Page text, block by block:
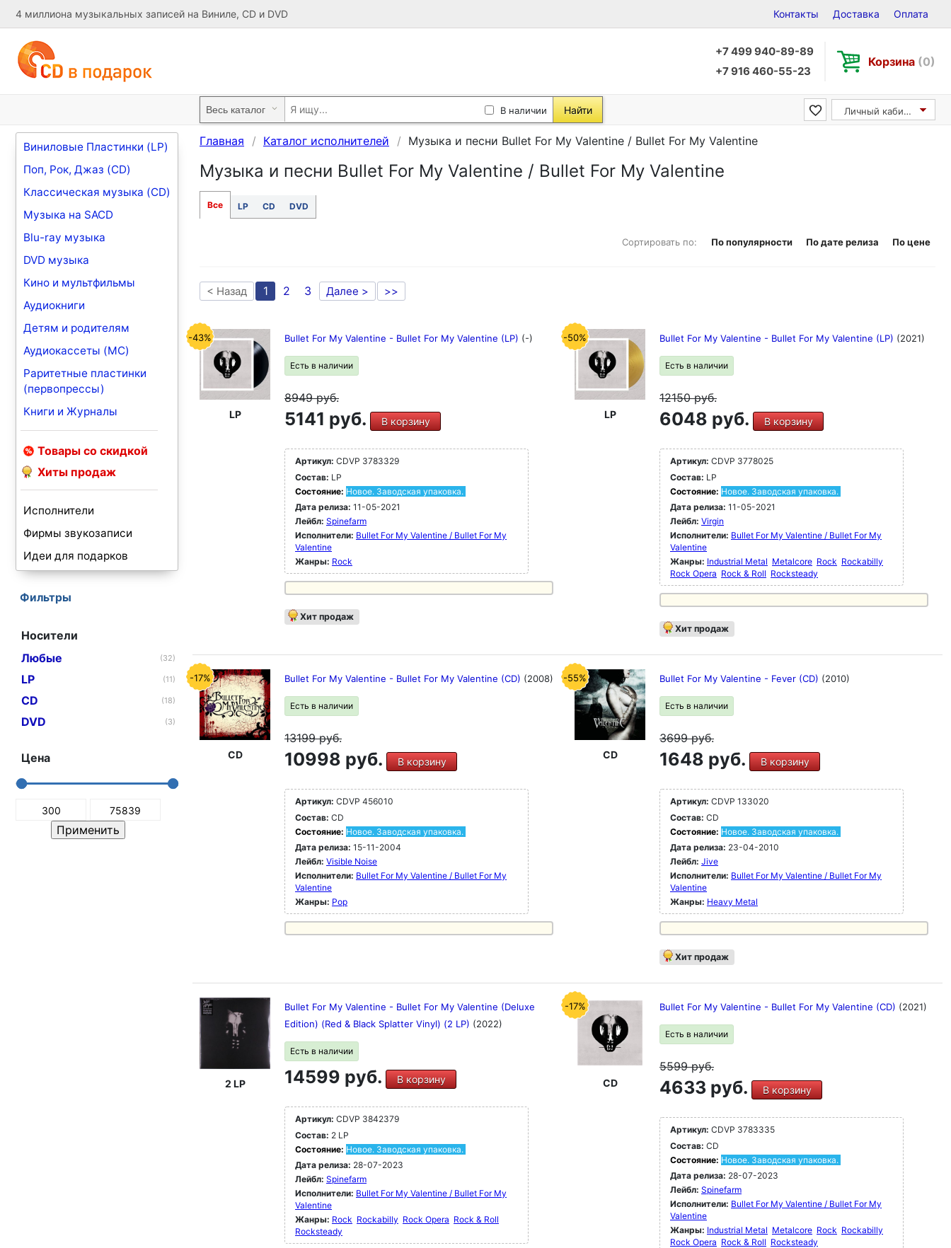
4 миллиона музыкальных записей на Виниле, CD и DVD Контакты Доставка Оплата
+7 499 940-89-89
+7 916 460-55-23
Корзина (0)
В наличии Найти Личный кабинет
Виниловые Пластинки (LP)
Поп, Рок, Джаз (CD)
Классическая музыка (CD)
Музыка на SACD
Blu-ray музыка
DVD музыка
Кино и мультфильмы
Аудиокниги
Детям и родителям
Аудиокассеты (MC)
Раритетные пластинки
(первопрессы)
Книги и Журналы
Товары со скидкой
Хиты продаж
Исполнители
Фирмы звукозаписи
Идеи для подарков
Фильтры
Носители
Любые
(32)
LP (11)
CD (18)
DVD (3)
Цена
Главная Каталог исполнителей Музыка и песни Bullet For My Valentine / Bullet For My Valentine
Музыка и песни Bullet For My Valentine / Bullet For My Valentine
Все LP CD DVD
Сортировать по: По популярности По дате релиза По цене
< Назад 1 2 3 Далее > >>
-43%
LP
Bullet For My Valentine - Bullet For My Valentine (LP) (-)
Есть в наличии
8949руб.
5141 руб. В корзину
Артикул: CDVP 3783329
Состав: LP
Состояние: Новое. Заводская упаковка.
Дата релиза: 11-05-2021
Лейбл: Spinefarm
Исполнители: Bullet For My Valentine / Bullet For My
Valentine
Жанры: Rock
Хит продаж
-50%
LP
Bullet For My Valentine - Bullet For My Valentine (LP) (2021)
Есть в наличии
12150руб.
6048 руб. В корзину
Артикул: CDVP 3778025
Состав: LP
Состояние: Новое. Заводская упаковка.
Дата релиза: 11-05-2021
Лейбл: Virgin
Исполнители: Bullet For My Valentine / Bullet For My
Valentine
Жанры: Industrial Metal Metalcore Rock Rockabilly
Rock Opera Rock & Roll Rocksteady
Хит продаж
-17%
CD
Bullet For My Valentine - Bullet For My Valentine (CD) (2008)
Есть в наличии
13199руб.
10998 руб. В корзину
Артикул: CDVP 456010
Состав: CD
Состояние: Новое. Заводская упаковка.
Дата релиза: 15-11-2004
Лейбл: Visible Noise
Исполнители: Bullet For My Valentine / Bullet For My
Valentine
Жанры: Pop
-55%
CD
Bullet For My Valentine - Fever (CD) (2010)
Есть в наличии
3699руб.
1648 руб. В корзину
Артикул: CDVP 133020
Состав: CD
Состояние: Новое. Заводская упаковка.
Дата релиза: 23-04-2010
Лейбл: Jive
Исполнители: Bullet For My Valentine / Bullet For My
Valentine
Жанры: Heavy Metal
Хит продаж
2 LP
Bullet For My Valentine - Bullet For My Valentine (Deluxe
Edition) (Red & Black Splatter Vinyl) (2 LP) (2022)
Есть в наличии
14599 руб. В корзину
Артикул: CDVP 3842379
Состав: 2 LP
Состояние: Новое. Заводская упаковка.
Дата релиза: 28-07-2023
Лейбл: Spinefarm
Исполнители: Bullet For My Valentine / Bullet For My
Valentine
Жанры: Rock Rockabilly Rock Opera Rock & Roll
Rocksteady
-17%
CD
Bullet For My Valentine - Bullet For My Valentine (CD) (2021)
Есть в наличии
5599руб.
4633 руб. В корзину
Артикул: CDVP 3783335
Состав: CD
Состояние: Новое. Заводская упаковка.
Дата релиза: 28-07-2023
Лейбл: Spinefarm
Исполнители: Bullet For My Valentine / Bullet For My
Valentine
Жанры: Industrial Metal Metalcore Rock Rockabilly
Rock Opera Rock & Roll Rocksteady